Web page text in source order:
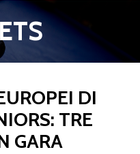
DI
TRE
GARA